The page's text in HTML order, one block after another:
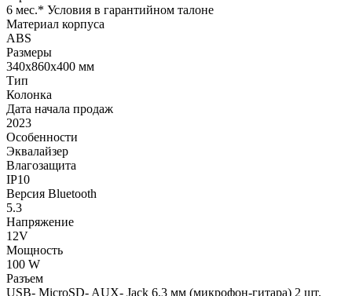
6 мес.* Условия в гарантийном талоне
Материал корпуса
ABS
Размеры
340x860x400 мм
Тип
Колонка
Дата начала продаж
2023
Особенности
Эквалайзер
Влагозащита
IP10
Версия Bluetooth
5.3
Напряжение
12V
Мощность
100 W
Разъем
USB- MicroSD- AUX- Jack 6.3 мм (микрофон-гитара) 2 шт.